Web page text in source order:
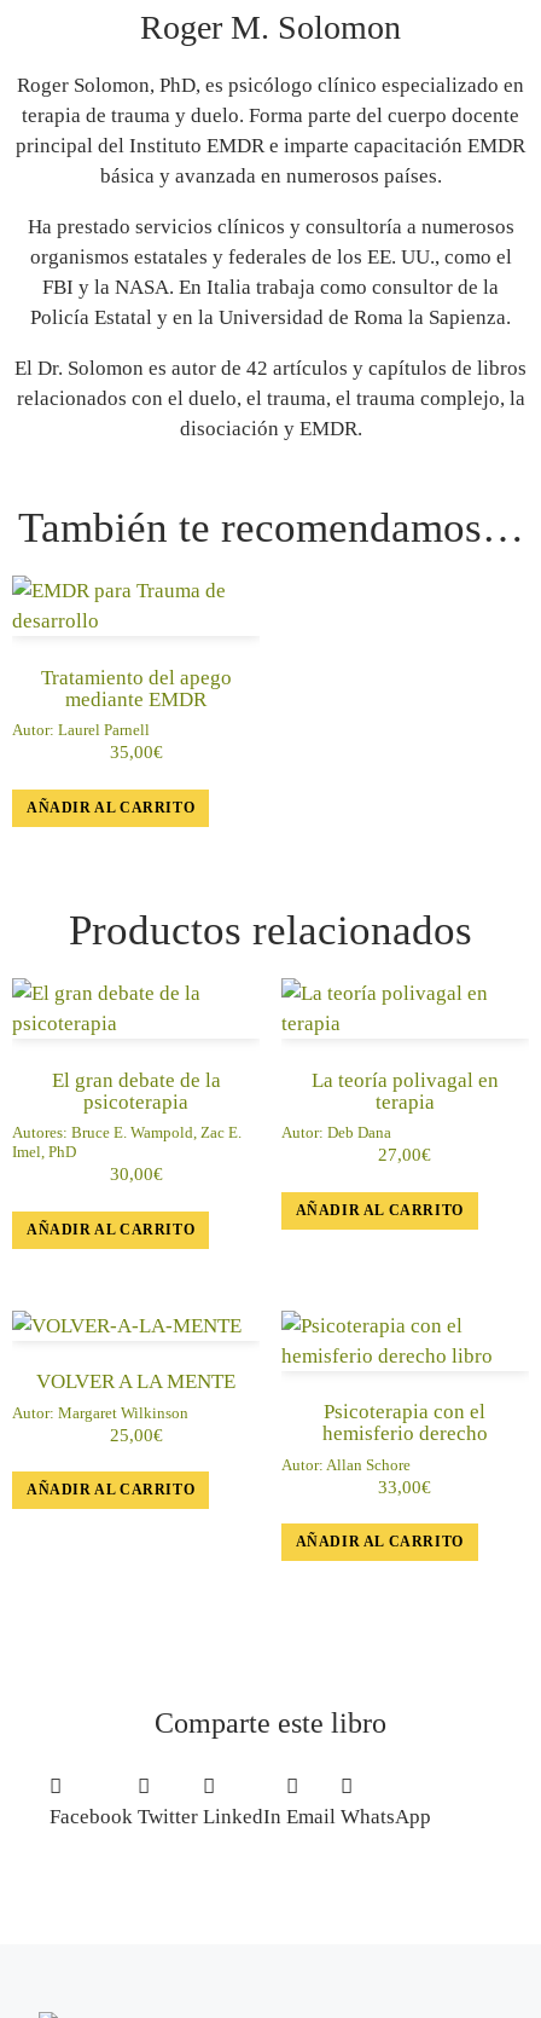
Roger M. Solomon
Roger Solomon, PhD, es psicólogo clínico especializado en
terapia de trauma y duelo. Forma parte del cuerpo docente
principal del Instituto EMDRe imparte capacitación EMDR
básica y avanzada en numerosos países.
Ha prestado servicios clínicos y consultoría a numerosos
organismos estatales y federales de los EE. UU., como el
FBI y la NASA. En Italia trabaja como consultor de la
Policía Estatal y en la Universidad de Roma la Sapienza.
El Dr. Solomon es autor de 42 artículos y capítulos de libros
relacionados con el duelo, el trauma, el trauma complejo, la
disociación y EMDR.
También te recomendamos…
Tratamiento del apego
mediante EMDR
Autor: Laurel Parnell
35,00€
AÑADIR AL CARRITO
Productos relacionados
El gran debate de la
psicoterapia
Autores: Bruce E. Wampold, Zac E.
Imel, PhD
30,00€
AÑADIR AL CARRITO
La teoría polivagal en
terapia
Autor: Deb Dana
27,00€
AÑADIR AL CARRITO
VOLVER A LA MENTE
Autor: Margaret Wilkinson
25,00€
AÑADIR AL CARRITO
Psicoterapia con el
hemisferio derecho
Autor: Allan Schore
33,00€
AÑADIR AL CARRITO
Comparte este libro
Facebook Twitter LinkedIn Email WhatsApp